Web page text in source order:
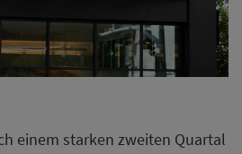
einem starken zweiten Quartal